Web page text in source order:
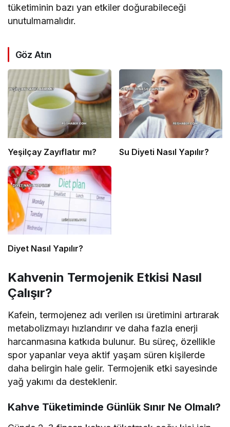
tüketiminin bazı yan etkiler doğurabileceği
unutulmamalıdır.
Göz Atın
Yeşilçay Zayıflatır mı? Su Diyeti Nasıl Yapılır?
Diyet Nasıl Yapılır?
Kahvenin Termojenik Etkisi Nasıl
Çalışır?
Kafein, termojenez adı verilen ısı üretimini artırarak
metabolizmayı hızlandırır ve daha fazla enerji
harcanmasına katkıda bulunur. Bu süreç, özellikle
spor yapanlar veya aktif yaşam süren kişilerde
daha belirgin hale gelir. Termojenik etki sayesinde
yağ yakımı da desteklenir.
Kahve Tüketiminde Günlük Sınır Ne Olmalı?